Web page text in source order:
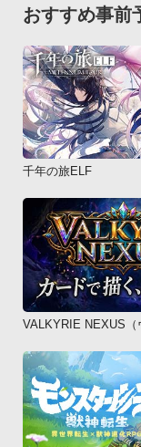
おすすめ事前
千年の旅ELF
VALKYRIE NEXUS（